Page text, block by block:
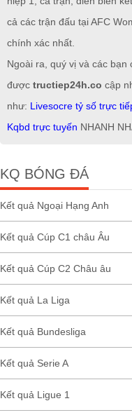
cả các trận đấu tại AFC
chính xác nhất.
Ngoài ra, quý vị và các
được tructiep24h.co cập
như: Livesocre tỷ số trực
Kqbd trực tuyến NHANH
KQ BÓNG ĐÁ
Kết quả Ngoại Hạng Anh
Kết quả Cúp C1 châu Âu
Kết quả Cúp C2 Châu âu
Kết quả La Liga
Kết quả Bundesliga
Kết quả Serie A
Kết quả Ligue 1